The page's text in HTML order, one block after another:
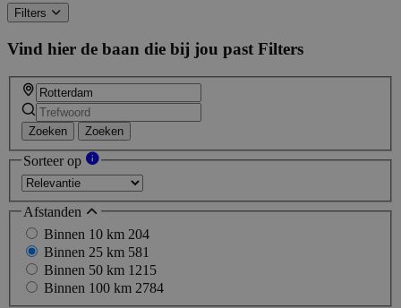
ignore
this
field
Filters
Vind hier de baan die bij jou past Filters
Zoeken Zoeken
Sorteer op
Afstanden
Binnen 10 km 204
Binnen 25 km 581
Binnen 50 km 1215
Binnen 100 km 2784